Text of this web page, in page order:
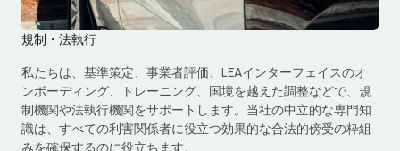
規制・法執行
私たちは、基準策定、事業者評価、LEAインターフェイスのオ
ンボーディング、トレーニング、国境を越えた調整などで、規
制機関や法執行機関をサポートします。当社の中立的な専門知
識は、すべての利害関係者に役立つ効果的な合法的傍受の枠組
みを確保するのに役立ちます。.